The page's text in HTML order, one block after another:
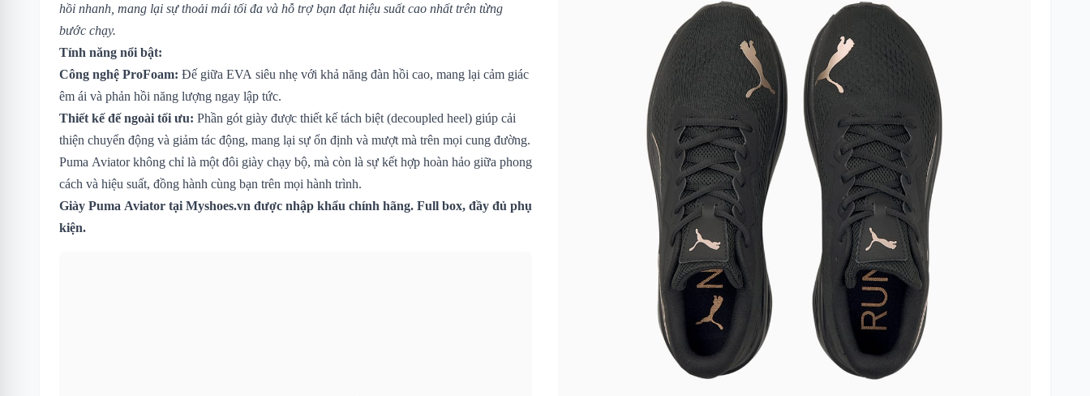
hồi nhanh, mang lại sự thoải mái tối đa và hỗ trợ bạn đạt hiệu suất cao nhất trên từng
bước chạy.
Tính năng nổi bật:
Công nghệ ProFoam: Đế giữa EVA siêu nhẹ với khả năng đàn hồi cao, mang lại cảm giác
êm ái và phản hồi năng lượng ngay lập tức.
Thiết kế đế ngoài tối ưu: Phần gót giày được thiết kế tách biệt (decoupled heel) giúp cải
thiện chuyển động và giảm tác động, mang lại sự ổn định và mượt mà trên mọi cung đường.
Puma Aviator không chỉ là một đôi giày chạy bộ, mà còn là sự kết hợp hoàn hảo giữa phong
cách và hiệu suất, đồng hành cùng bạn trên mọi hành trình.
Giày Puma Aviator tại Myshoes.vn được nhập khẩu chính hãng. Full box, đầy đủ phụ
kiện.